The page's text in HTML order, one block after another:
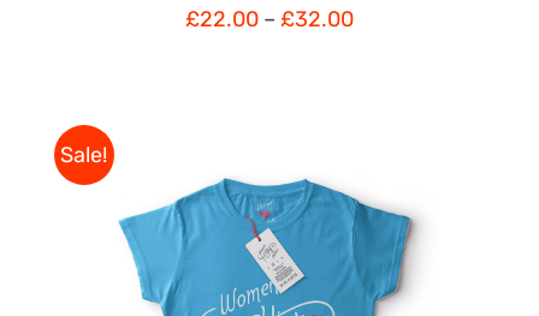
£22.00 – £32.00
Sale!